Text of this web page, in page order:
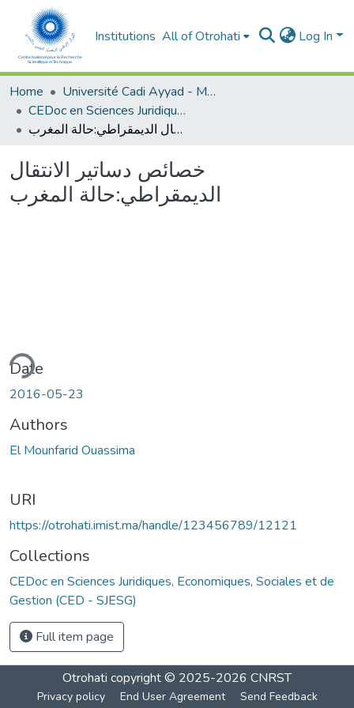
Institutions All of Otrohati Log In
Home
Université Cadi Ayyad - Marrakech
CEDoc en Sciences Juridiques, Economiques, Sociales et de Gestion (CED - SJESG)
خصائص دساتير الانتقال الديمقراطي:حالة المغرب
خصائص دساتير الانتقال
الديمقراطي:حالة المغرب
Date
2016-05-23
Authors
El Mounfarid Ouassima
URI
https://otrohati.imist.ma/handle/123456789/12121
Collections
CEDoc en Sciences Juridiques, Economiques, Sociales et de
Gestion (CED - SJESG)
Full item page
Otrohati copyright © 2025-2026 CNRST
Privacy policy End User Agreement Send Feedback